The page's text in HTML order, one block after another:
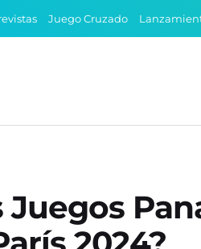
Juego Cruzado